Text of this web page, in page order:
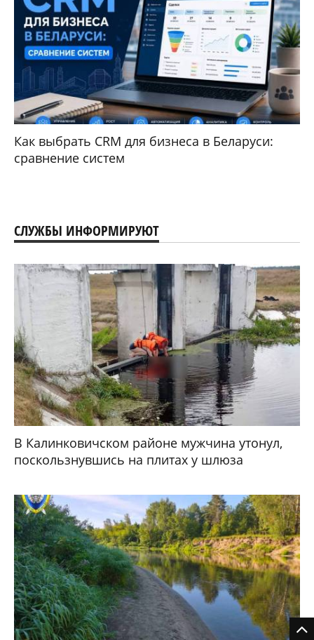
Как выбрать CRM для бизнеса в Беларуси:
сравнение систем
СЛУЖБЫ ИНФОРМИРУЮТ
В Калинковичском районе мужчина утонул,
поскользнувшись на плитах у шлюза